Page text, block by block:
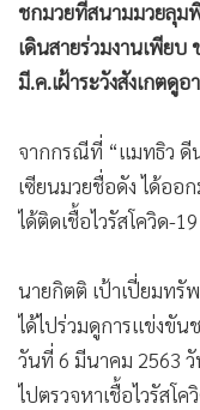
• ชุมชน-คุณภาพชีวิต
• อาชญากรรม
• Motoring
• วิทยาศาสตร์
• SMEs
อินโดจีน
• กองทุนรวม
• Celeb Online
• Factcheck
ชกมวยที่สนามมวยลุม
เดินสายร่วมงานเพียบ
มี.ค.เฝ้าระวังสังเกตดูอ
จากกรณีที่ “แมทธิว ดี
เซียนมวยชื่อดัง ได้ออ
ได้ติดเชื้อไวรัสโควิด-
นายกิตติ เป้าเปี่ยมทรั
ได้ไปร่วมดูการแข่งขั
วันที่ 6 มีนาคม 2563
ไปตรวจหาเชื้อไวรัสโ